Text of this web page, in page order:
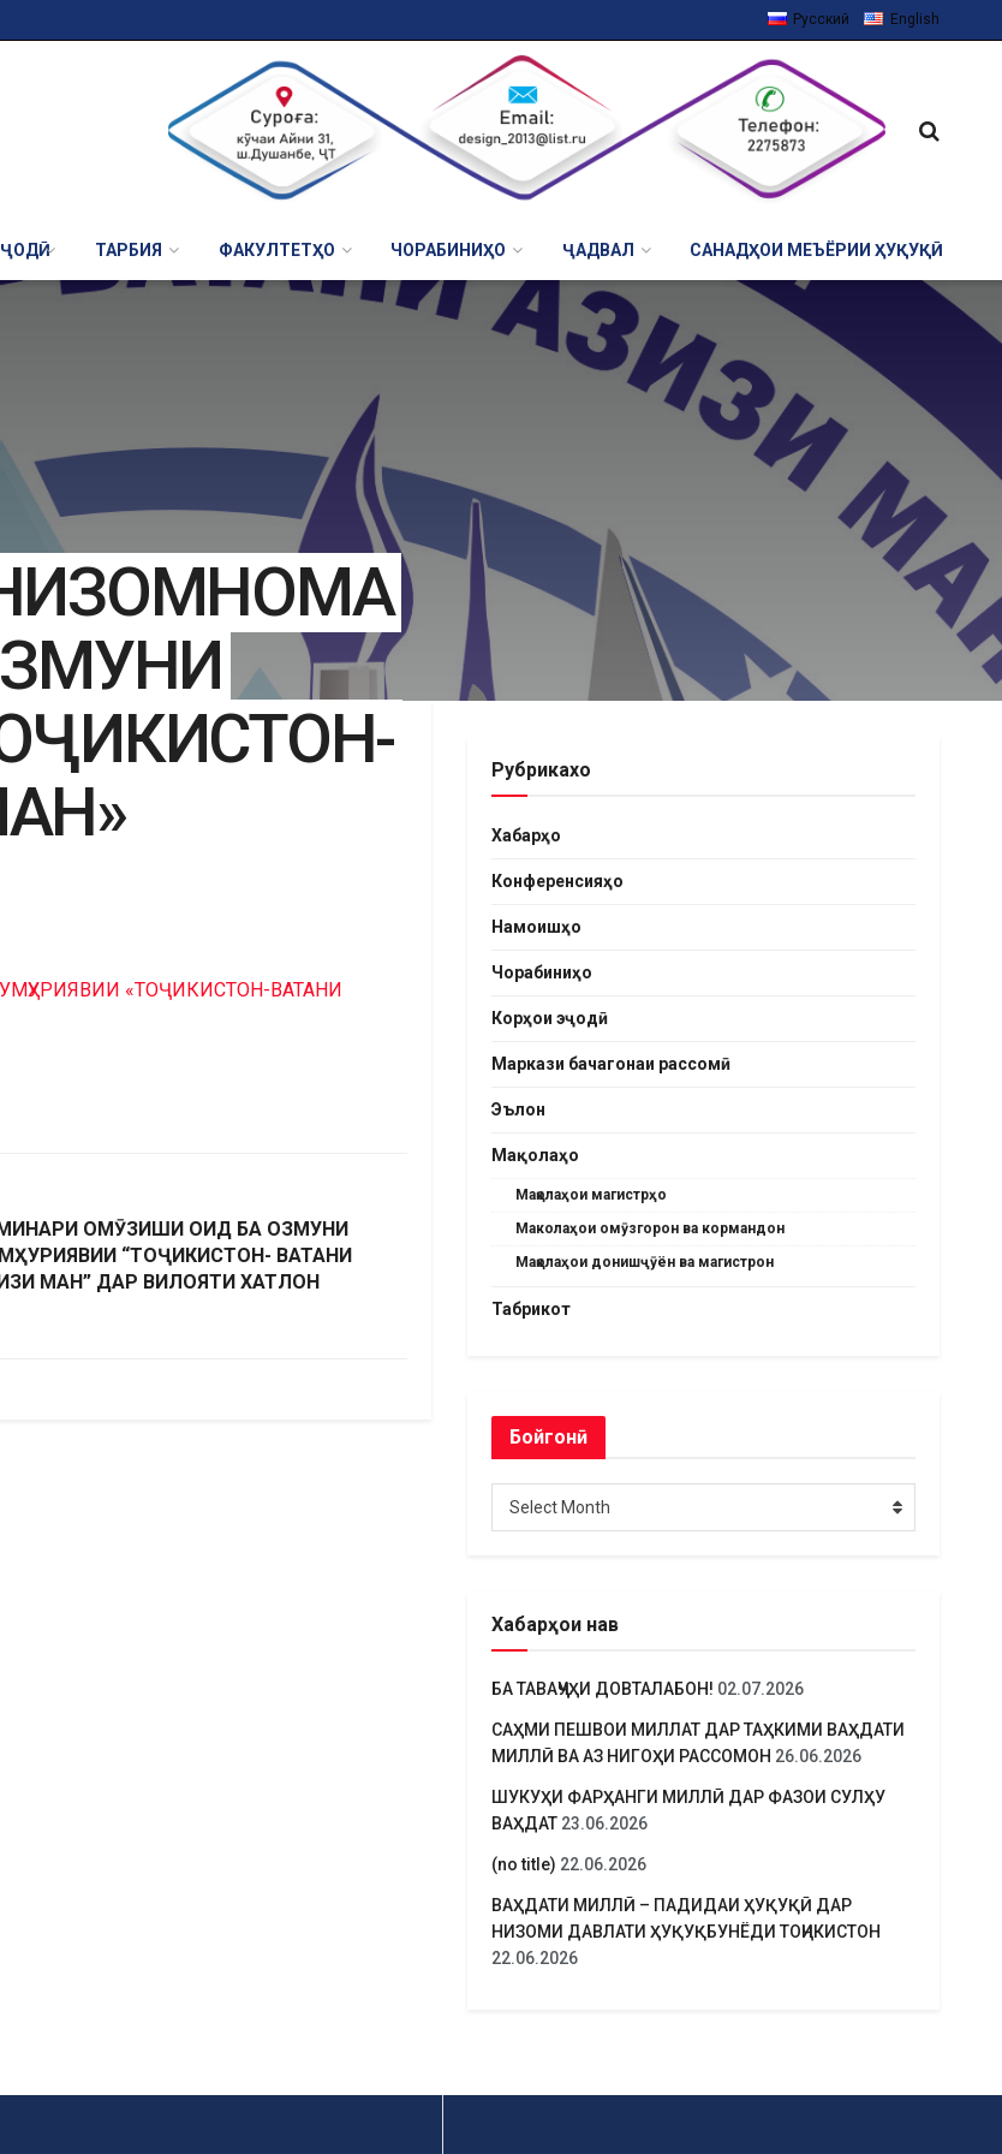
Русский English
ТАРБИЯ ФАКУЛТЕТҲО ЧОРАБИНИҲО ҶАДВАЛ САНАДҲОИ МЕЪЁРИИ ҲУҚУҚӢ
«ТОҶИКИСТОН-ВАТАНИ
ОМӮЗИШИ ОИД БА ОЗМУНИ
“ТОҶИКИСТОН- ВАТАНИ
МАН” ДАР ВИЛОЯТИ ХАТЛОН
Рубрикахо
Хабарҳо
Конференсияҳо
Намоишҳо
Чорабиниҳо
Корҳои эҷодӣ
Маркази бачагонаи рассомӣ
Эълон
Мақолаҳо
Мақолаҳои магистрҳо
Маколаҳои омӯзгорон ва кормандон
Мақолаҳои донишҷӯён ва магистрон
Табрикот
Бойгонӣ
Select Month
Хабарҳои нав
БА ТАВАҶҶУҲИ ДОВТАЛАБОН! 02.07.2026
САҲМИ ПЕШВОИ МИЛЛАТ ДАР ТАҲКИМИ ВАҲДАТИ
МИЛЛӢ ВА АЗ НИГОҲИ РАССОМОН 26.06.2026
ШУКУҲИ ФАРҲАНГИ МИЛЛӢ ДАР ФАЗОИ СУЛҲУ
ВАҲДАТ 23.06.2026
(no title) 22.06.2026
ВАҲДАТИ МИЛЛӢ – ПАДИДАИ ҲУҚУҚӢ ДАР
НИЗОМИ ДАВЛАТИ ҲУҚУҚБУНЁДИ ТОҶИКИСТОН
22.06.2026